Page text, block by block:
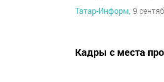
Татар-Информ, 9
Кадры с места